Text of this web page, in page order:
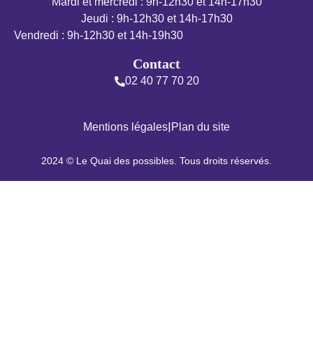
Jeudi : 9h-12h30 et 14h-17h30
Vendredi : 9h-12h30 et 14h-19h30
Contact
02 40 77 70 20
Mentions légales|Plan du site
2024 © Le Quai des possibles. Tous droits réservés.